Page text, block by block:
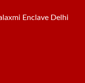
Enclave Delhi